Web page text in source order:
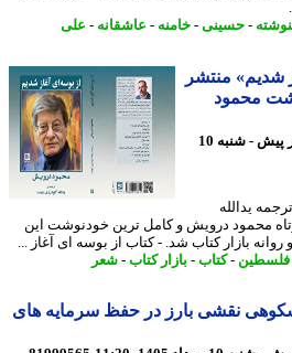
-حسینی-خامنه-عاشقانه-علی
منتشر
محمود
7 روز پیش - شنبه 10
یدالله
درویش و کامل ترین خودنوشت این
کتاب شد. - کتاب از بوسه ای آغاز ...
-کتاب-بازار کتاب-شعر
نقشی بارز در حفظ سرمایه های